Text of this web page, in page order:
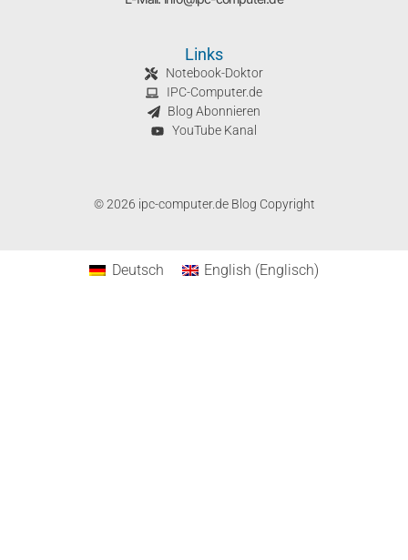
Links
Notebook-Doktor
IPC-Computer.de
Blog Abonnieren
YouTube Kanal
© 2026 ipc-computer.de Blog Copyright
Deutsch English (Englisch)